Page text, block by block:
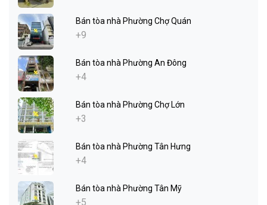
Bán tòa nhà Phường Chợ Quán
+9
Bán tòa nhà Phường An Đông
+4
Bán tòa nhà Phường Chợ Lớn
+3
Bán tòa nhà Phường Tân Hưng
+4
Bán tòa nhà Phường Tân Mỹ
+5